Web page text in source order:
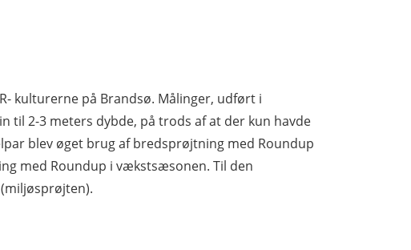
kulturerne på Brandsø. Målinger, udført i
til 2-3 meters dybde, på trods af at der kun havde
blev øget brug af bredsprøjtning med Roundup
med Roundup i vækstsæsonen. Til den